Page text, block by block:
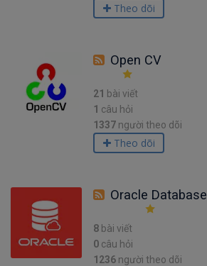
Theo dõi
Open CV
21 bài viết
1 câu hỏi
1337 người theo dõi
Theo dõi
Oracle Database
8 bài viết
0 câu hỏi
1236 người theo dõi